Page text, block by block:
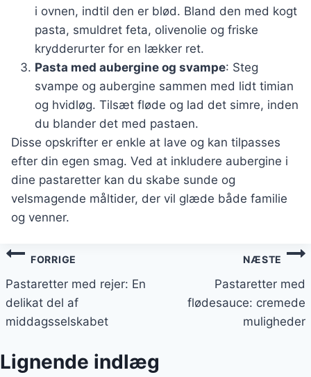
i ovnen, indtil den er blød. Bland den med kogt
pasta, smuldret feta, olivenolie og friske
krydderurter for en lækker ret.
Pasta med aubergine og svampe: Steg
svampe og aubergine sammen med lidt timian
og hvidløg. Tilsæt fløde og lad det simre, inden
du blander det med pastaen.
Disse opskrifter er enkle at lave og kan tilpasses
efter din egen smag. Ved at inkludere aubergine i
dine pastaretter kan du skabe sunde og
velsmagende måltider, der vil glæde både familie
og venner.
Indlægsnavigation
FORRIGE
Pastaretter med rejer: En
delikat del af
middagsselskabet
NÆSTE
Pastaretter med
flødesauce: cremede
muligheder
Lignende indlæg